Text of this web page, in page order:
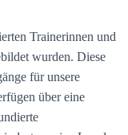
Trainerinnen und
wurden. Diese
für unsere
über eine